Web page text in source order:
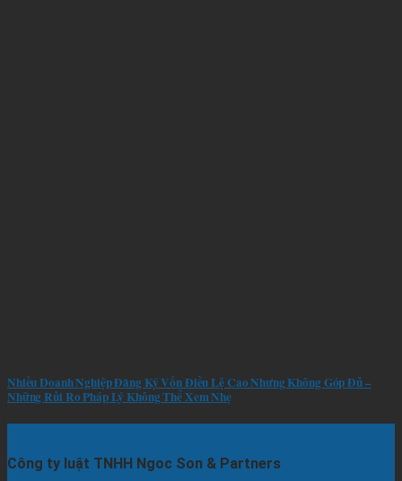
Nhiều Doanh Nghiệp Đăng Ký Vốn Điều Lệ Cao Nhưng Không Góp Đủ –
Những Rủi Ro Pháp Lý Không Thể Xem Nhẹ
Công ty luật TNHH Ngoc Son & Partners